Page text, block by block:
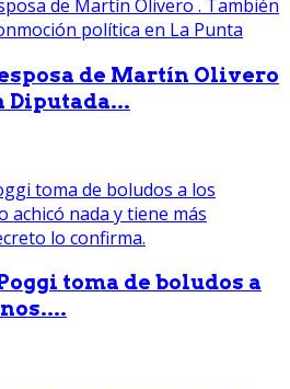
de Martín Olivero
Diputada...
toma de boludos a